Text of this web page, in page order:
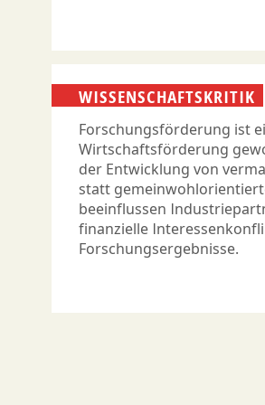
WISSENSCHAFTSKRITIK
Forschungsförderung ist
Wirtschaftsförderung
der Entwicklung von
statt
beeinflussen
finanzielle
Forschungsergebnisse.